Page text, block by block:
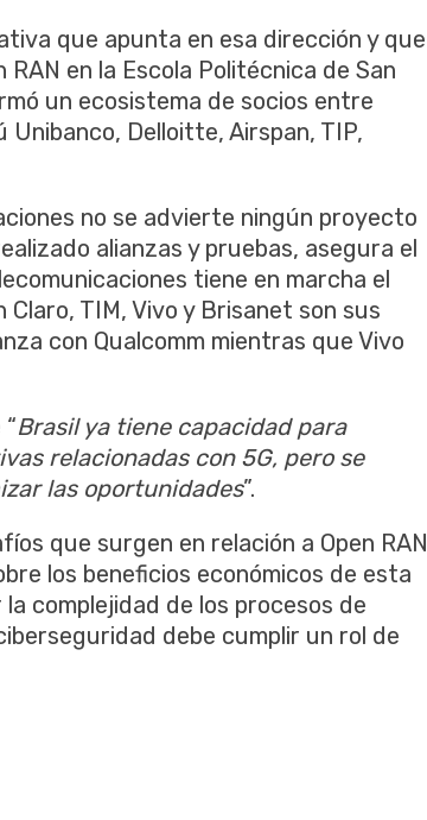
que apunta en esa dirección y que
en la Escola Politécnica de San
un ecosistema de socios entre
Delloitte, Airspan, TIP,
no se advierte ningún proyecto
alianzas y pruebas, asegura el
tiene en marcha el
TIM, Vivo y Brisanet son sus
con Qualcomm mientras que Vivo
Brasil ya tiene capacidad para
relacionadas con 5G, pero se
las oportunidades”.
que surgen en relación a Open RAN
los beneficios económicos de esta
complejidad de los procesos de
debe cumplir un rol de